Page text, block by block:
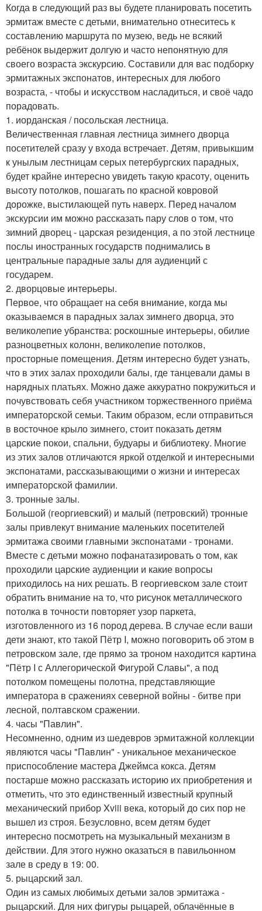
Когда в следующий раз вы будете планировать посетить
эрмитаж вместе с детьми, внимательно отнеситесь к
составлению маршрута по музею, ведь не всякий
ребёнок выдержит долгую и часто непонятную для
своего возраста экскурсию. Составили для вас подборку
эрмитажных экспонатов, интересных для любого
возраста, - чтобы и искусством насладиться, и своё чадо
порадовать.
1. иорданская / посольская лестница.
Величественная главная лестница зимнего дворца
посетителей сразу у входа встречает. Детям, привыкшим
к унылым лестницам серых петербургских парадных,
будет крайне интересно увидеть такую красоту, оценить
высоту потолков, пошагать по красной ковровой
дорожке, выстилающей путь наверх. Перед началом
экскурсии им можно рассказать пару слов о том, что
зимний дворец - царская резиденция, а по этой лестнице
послы иностранных государств поднимались в
центральные парадные залы для аудиенций с
государем.
2. дворцовые интерьеры.
Первое, что обращает на себя внимание, когда мы
оказываемся в парадных залах зимнего дворца, это
великолепие убранства: роскошные интерьеры, обилие
разноцветных колонн, великолепие потолков,
просторные помещения. Детям интересно будет узнать,
что в этих залах проходили балы, где танцевали дамы в
нарядных платьях. Можно даже аккуратно покружиться и
почувствовать себя участником торжественного приёма
императорской семьи. Таким образом, если отправиться
в восточное крыло зимнего, стоит показать детям
царские покои, спальни, будуары и библиотеку. Многие
из этих залов отличаются яркой отделкой и интересными
экспонатами, рассказывающими о жизни и интересах
императорской фамилии.
3. тронные залы.
Большой (георгиевский) и малый (петровский) тронные
залы привлекут внимание маленьких посетителей
эрмитажа своими главными экспонатами - тронами.
Вместе с детьми можно пофанатазировать о том, как
проходили царские аудиенции и какие вопросы
приходилось на них решать. В георгиевском зале стоит
обратить внимание на то, что рисунок металлического
потолка в точности повторяет узор паркета,
изготовленного из 16 пород дерева. В случае если ваши
дети знают, кто такой Пётр I, можно поговорить об этом в
петровском зале, где прямо за троном находится картина
"Пётр I с Аллегорической Фигурой Славы", а под
потолком помещены полотна, представляющие
императора в сражениях северной войны - битве при
лесной, полтавском сражении.
4. часы "Павлин".
Несомненно, одним из шедевров эрмитажной коллекции
являются часы "Павлин" - уникальное механическое
приспособление мастера Джеймса кокса. Детям
постарше можно рассказать историю их приобретения и
отметить, что это единственный известный крупный
механический прибор Xviii века, который до сих пор не
вышел из строя. Безусловно, всем детям будет
интересно посмотреть на музыкальный механизм в
действии. Для этого нужно оказаться в павильонном
зале в среду в 19: 00.
5. рыцарский зал.
Один из самых любимых детьми залов эрмитажа -
рыцарский. Для них фигуры рыцарей, облачённые в